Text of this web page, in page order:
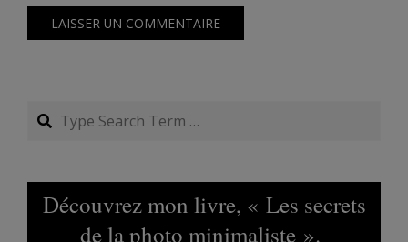
Search
Découvrez mon livre, « Les secrets
de la photo minimaliste ».